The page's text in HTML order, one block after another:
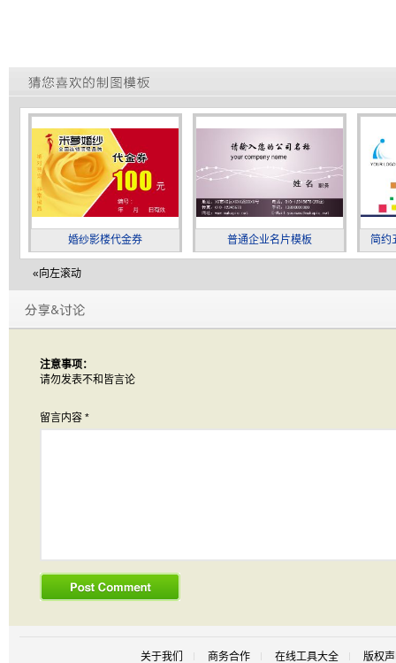
婚纱影楼代金券 普通企业名片模板 简约
«向左滚动
注意事项：
请勿发表不和皆言论
留言内容 *
关于我们 商务合作 在线工具大全 版权